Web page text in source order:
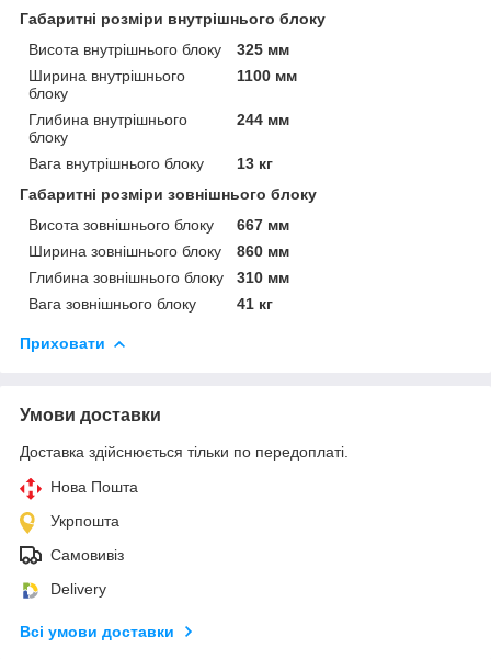
Габаритні розміри внутрішнього блоку
Висота внутрішнього блоку
325 мм
Ширина внутрішнього
блоку
1100 мм
Глибина внутрішнього
блоку
244 мм
Вага внутрішнього блоку
13 кг
Габаритні розміри зовнішнього блоку
Висота зовнішнього блоку
667 мм
Ширина зовнішнього блоку
860 мм
Глибина зовнішнього блоку
310 мм
Вага зовнішнього блоку
41 кг
Приховати
Умови доставки
Доставка здійснюється тільки по передоплаті.
Нова Пошта
Укрпошта
Самовивіз
Delivery
Всі умови доставки